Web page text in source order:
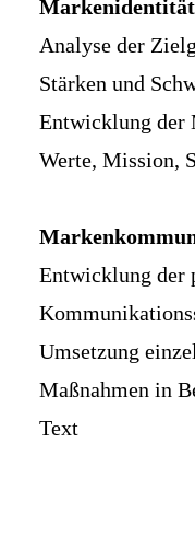
Markenidentität
Analyse der
Stärken und
Entwicklung der
Werte, Mission,
Entwicklung der
Umsetzung
Maßnahmen in
Text